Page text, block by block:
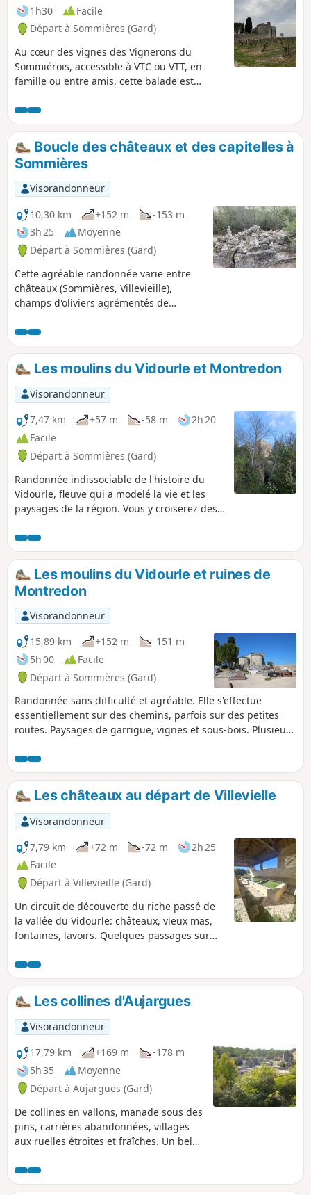
1h30
Facile
Départ à Sommières (Gard)
Au cœur des vignes des Vignerons du
Sommiérois, accessible à VTC ou VTT, en
famille ou entre amis, cette balade est
apprendre un peu plus sur le vin.
Boucle des châteaux et des capitelles à
Sommières
Visorandonneur
10,30 km
+152 m
-153 m
3h 25
Moyenne
Départ à Sommières (Gard)
Cette agréable randonnée varie entre
châteaux (Sommières, Villevieille),
champs d'oliviers agrémentés de
également à travers les anciennes
carrières du Bon Temps à Junas, qui
accueillent un festival de Jazz en juillet.
Les moulins du Vidourle et Montredon
Visorandonneur
7,47 km
+57 m -58 m
2h 20
Facile
Départ à Sommières (Gard)
Randonnée indissociable de l'histoire du
Vidourle, fleuve qui a modelé la vie et les
paysages de la région. Vous y croiserez des
millénaires.
Les moulins du Vidourle et ruines de
Montredon
Visorandonneur
15,89 km
+152 m
-151 m
5h 00
Facile
Départ à Sommières (Gard)
Randonnée sans difficulté et agréable. Elle s'effectue
essentiellement sur des chemins, parfois sur des petites
routes. Paysages de garrigue, vignes et sous-bois. Plusieurs
retour jusqu'au Vidourle pour les admirer et profiter du
calme reposant de ce fleuve (ce jour-là!!).
Les châteaux au départ de Villevielle
Visorandonneur
7,79 km
+72 m -72 m
2h 25
Facile
Départ à Villevieille (Gard)
Un circuit de découverte du riche passé de
la vallée du Vidourle: châteaux, vieux mas,
fontaines, lavoirs. Quelques passages sur
cette balade à tous les publics.
Les collines d'Aujargues
Visorandonneur
17,79 km
+169 m
-178 m
5h 35
Moyenne
Départ à Aujargues (Gard)
De collines en vallons, manade sous des
pins, carrières abandonnées, villages
aux ruelles étroites et fraîches. Un bel